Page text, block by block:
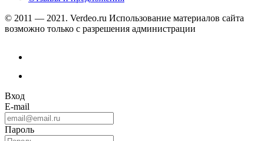
© 2011 — 2021. Verdeo.ru Использование материалов сайта
возможно только с разрешения администрации
Вход
E-mail
Пароль